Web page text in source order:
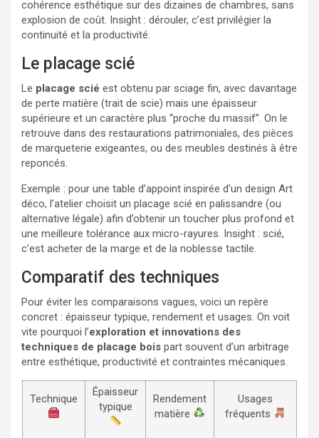
cohérence esthétique sur des dizaines de chambres, sans
explosion de coût. Insight : dérouler, c’est privilégier la
continuité et la productivité.
Le placage scié
Le placage scié est obtenu par sciage fin, avec davantage
de perte matière (trait de scie) mais une épaisseur
supérieure et un caractère plus “proche du massif”. On le
retrouve dans des restaurations patrimoniales, des pièces
de marqueterie exigeantes, ou des meubles destinés à être
reponcés.
Exemple : pour une table d’appoint inspirée d’un design Art
déco, l’atelier choisit un placage scié en palissandre (ou
alternative légale) afin d’obtenir un toucher plus profond et
une meilleure tolérance aux micro-rayures. Insight : scié,
c’est acheter de la marge et de la noblesse tactile.
Comparatif des techniques
Pour éviter les comparaisons vagues, voici un repère
concret : épaisseur typique, rendement et usages. On voit
vite pourquoi l’exploration et innovations des
techniques de placage bois part souvent d’un arbitrage
entre esthétique, productivité et contraintes mécaniques.
Technique
Épaisseur
typique
Rendement
matière
Usages
fréquents